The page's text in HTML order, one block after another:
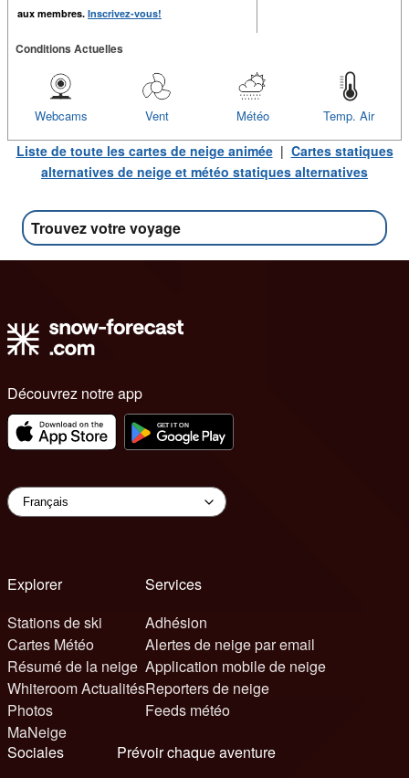
aux membres. Inscrivez-vous!
Conditions Actuelles
Temp. Air
Météo
Vent
Webcams
Liste de toute les cartes de neige animée| Cartes statiques
alternatives de neige et météo statiques alternatives
Trouvez votre voyage
Découvrez notre app
Explorer
Stations de ski
Cartes Météo
Résumé de la neige
Whiteroom Actualités
Photos
MaNeige
Services
Adhésion
Alertes de neige par email
Application mobile de neige
Reporters de neige
Feeds météo
Sociales
Prévoir chaque aventure